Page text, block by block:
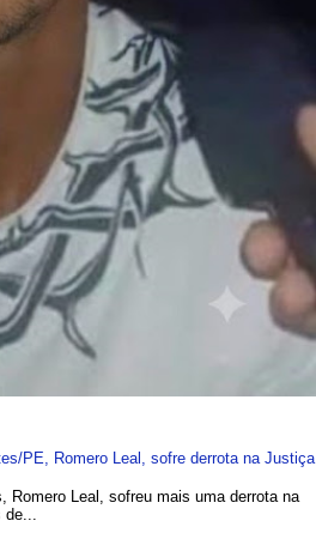
PE, Romero Leal, sofre derrota na Justiça
Romero Leal, sofreu mais uma derrota na
de...